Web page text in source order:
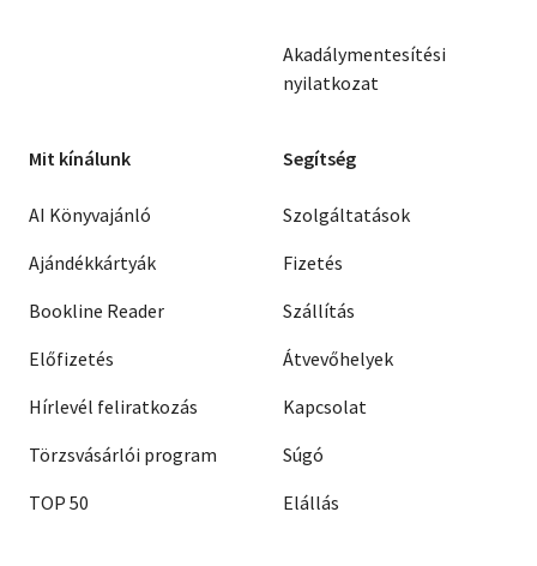
Akadálymentesítési
nyilatkozat
Mit kínálunk
AI Könyvajánló
Ajándékkártyák
Bookline Reader
Előfizetés
Hírlevél feliratkozás
Törzsvásárlói program
TOP 50
Segítség
Szolgáltatások
Fizetés
Szállítás
Átvevőhelyek
Kapcsolat
Súgó
Elállás